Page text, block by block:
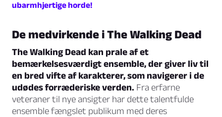
ubarmhjertige horde!
De medvirkende i The Walking Dead
The Walking Dead kan prale af et
bemærkelsesværdigt ensemble, der giver liv til
en bred vifte af karakterer, som navigerer i de
udødes forræderiske verden. Fra erfarne
veteraner til nye ansigter har dette talentfulde
ensemble fængslet publikum med deres